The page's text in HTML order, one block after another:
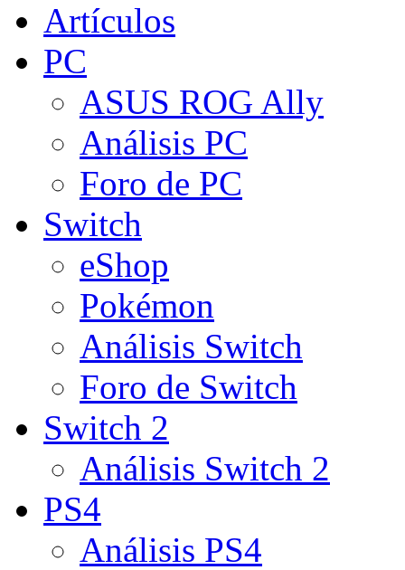
Artículos
PC
ASUS ROG Ally
Análisis PC
Foro de PC
Switch
eShop
Pokémon
Análisis Switch
Foro de Switch
Switch 2
Análisis Switch 2
PS4
Análisis PS4